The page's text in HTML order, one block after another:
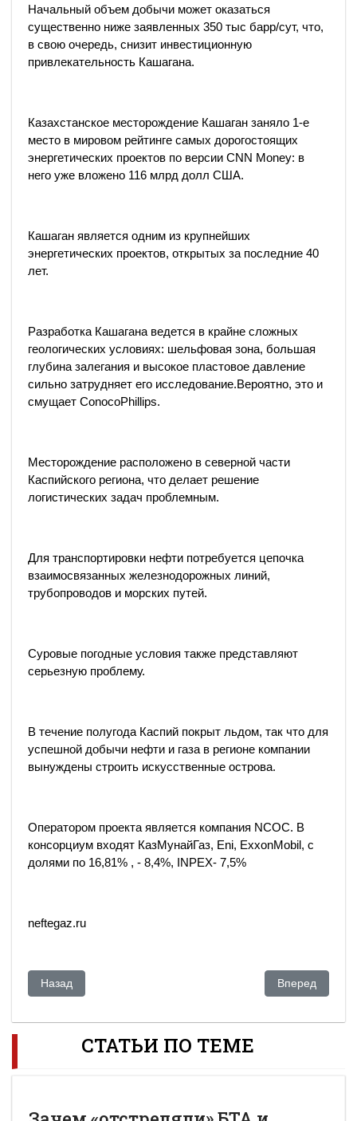
Начальный объем добычи может оказаться
существенно ниже заявленных 350 тыс барр/сут, что,
в свою очередь, снизит инвестиционную
привлекательность Кашагана.
Казахстанское месторождение Кашаган заняло 1-е
место в мировом рейтинге самых дорогостоящих
энергетических проектов по версии CNN Money: в
него уже вложено 116 млрд долл США.
Кашаган является одним из крупнейших
энергетических проектов, открытых за последние 40
лет.
Разработка Кашагана ведется в крайне сложных
геологических условиях: шельфовая зона, большая
глубина залегания и высокое пластовое давление
сильно затрудняет его исследование.Вероятно, это и
смущает ConocoPhillips.
Месторождение расположено в северной части
Каспийского региона, что делает решение
логистических задач проблемным.
Для транспортировки нефти потребуется цепочка
взаимосвязанных железнодорожных линий,
трубопроводов и морских путей.
Суровые погодные условия также представляют
серьезную проблему.
В течение полугода Каспий покрыт льдом, так что для
успешной добычи нефти и газа в регионе компании
вынуждены строить искусственные острова.
Оператором проекта является компания NCOС. В
консорциум входят КазМунайГаз, Eni, ExxonMobil, c
долями по 16,81% , - 8,4%, INPEX- 7,5%
neftegaz.ru
Предыдущий: Конгресс США одобрил решение по
Назад Следующий:
Вперед
СТАТЬИ ПО ТЕМЕ